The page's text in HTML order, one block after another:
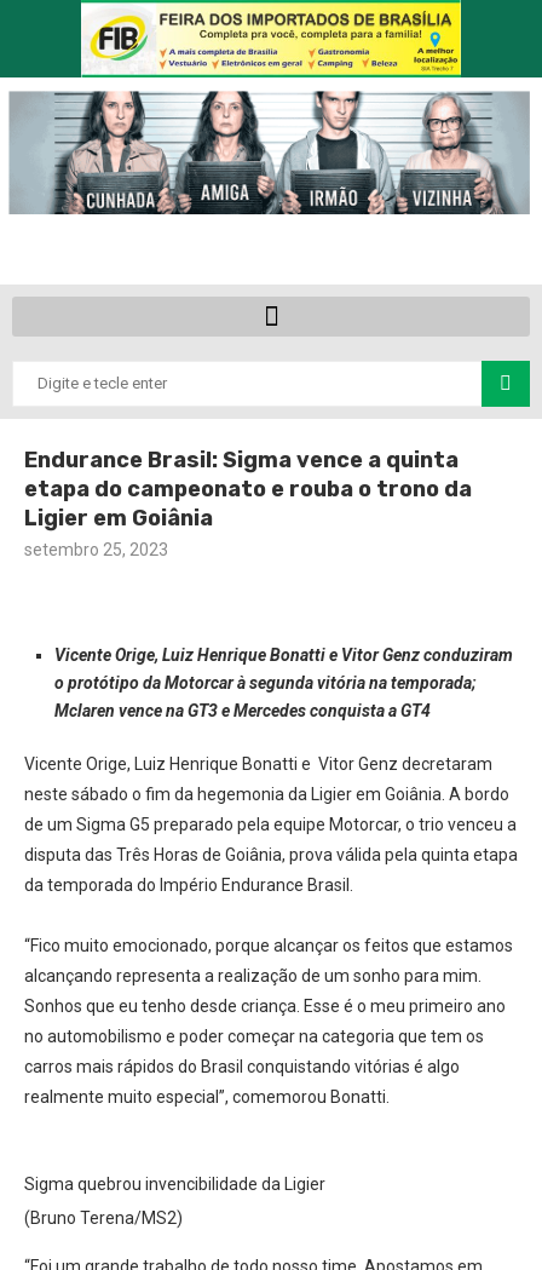
Endurance Brasil: Sigma vence a quinta
etapa do campeonato e rouba o trono da
Ligier em Goiânia
setembro 25, 2023
Vicente Orige, Luiz Henrique Bonatti e Vitor Genz conduziram
o protótipo da Motorcar à segunda vitória na temporada;
Mclaren vence na GT3 e Mercedes conquista a GT4
Vicente Orige, Luiz Henrique Bonatti e Vitor Genz decretaram
neste sábado o fim da hegemonia da Ligier em Goiânia. A bordo
de um Sigma G5 preparado pela equipe Motorcar, o trio venceu a
disputa das Três Horas de Goiânia, prova válida pela quinta etapa
da temporada do Império Endurance Brasil.
“Fico muito emocionado, porque alcançar os feitos que estamos
alcançando representa a realização de um sonho para mim.
Sonhos que eu tenho desde criança. Esse é o meu primeiro ano
no automobilismo e poder começar na categoria que tem os
carros mais rápidos do Brasil conquistando vitórias é algo
realmente muito especial”, comemorou Bonatti.
Sigma quebrou invencibilidade da Ligier
(Bruno Terena/MS2)